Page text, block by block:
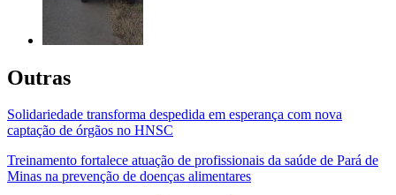
Outras
Solidariedade transforma despedida em esperança com nova
captação de órgãos no HNSC
Treinamento fortalece atuação de profissionais da saúde de Pará de
Minas na prevenção de doenças alimentares